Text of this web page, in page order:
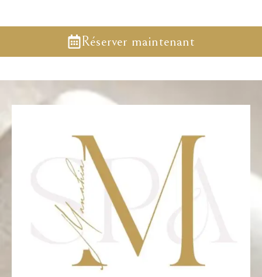
Réserver maintenant